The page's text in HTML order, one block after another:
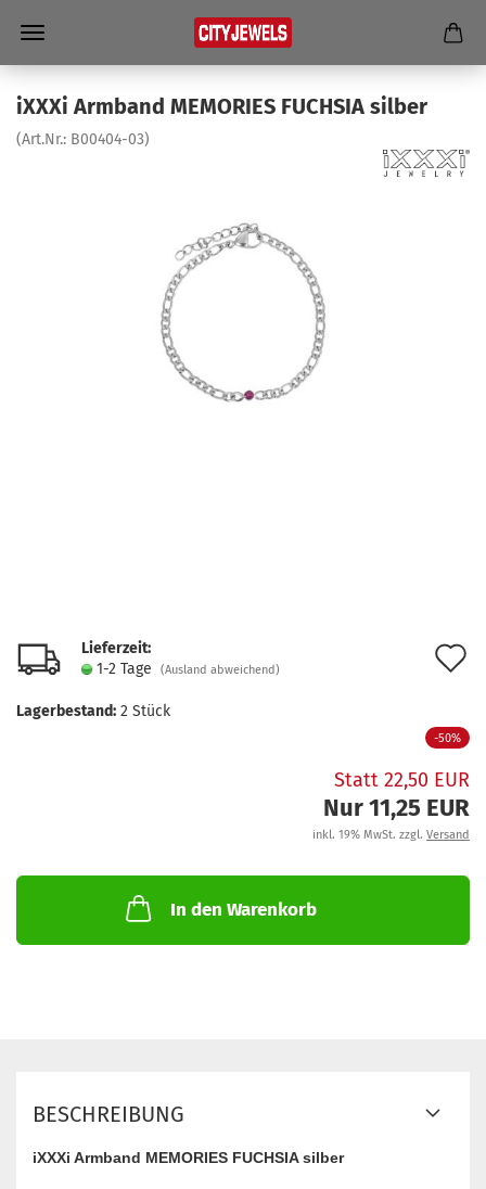
iXXXi Arm­band ME­MO­RIES FUCH­SIA sil­ber
(Art.Nr.: B00404-​03)
Lieferzeit:
1-2 Tage
(Ausland abweichend)
Lagerbestand: 2 Stück
-50%
Statt 22,50 EUR
Nur 11,25 EUR
inkl. 19% MwSt. zzgl. Versand
In den Warenkorb
BESCHREIBUNG
iXXXi Armband MEMORIES FUCHSIA silber